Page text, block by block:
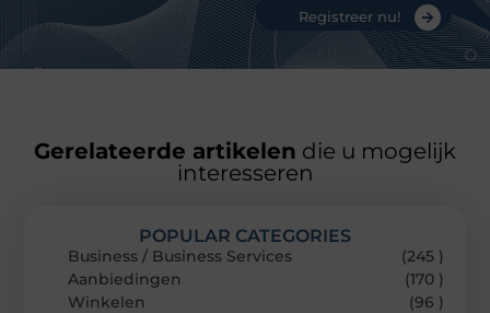
Registreer nu!
Gerelateerde artikelen die u mogelijk
interesseren
POPULAR CATEGORIES
Business / Business Services
(245 )
Aanbiedingen
(170 )
Winkelen
(96 )